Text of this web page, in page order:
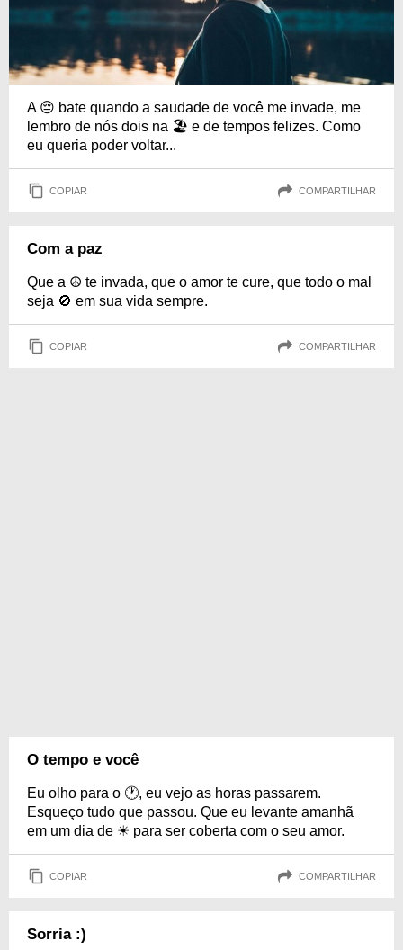
A 😔 bate quando a saudade de você me invade, me
lembro de nós dois na 🏖 e de tempos felizes. Como
eu queria poder voltar...
COPIAR COMPARTILHAR
Com a paz
Que a ☮ te invada, que o amor te cure, que todo o mal
seja 🚫 em sua vida sempre.
COPIAR COMPARTILHAR
O tempo e você
Eu olho para o 🕐, eu vejo as horas passarem.
Esqueço tudo que passou. Que eu levante amanhã
em um dia de ☀ para ser coberta com o seu amor.
COPIAR COMPARTILHAR
Sorria :)